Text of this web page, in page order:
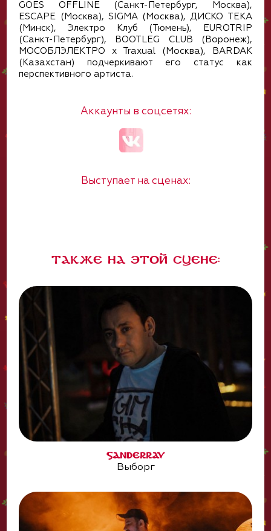
GOES OFFLINE (Санкт-Петербург, Москва),
ESCAPE (Москва), SIGMA (Москва), ДИСКО ТЕКА
(Минск), Электро Клуб (Тюмень), EUROTRIP
(Санкт-Петербург), BOOTLEG CLUB (Воронеж),
МОСОБЛЭЛЕКТРО x Traxual (Москва), BARDAK
(Казахстан) подчеркивают его статус как
перспективного артиста.
Аккаунты в соцсетях:
Выступает на сценах:
Также на этой сцене:
SANDERRAV
Выборг